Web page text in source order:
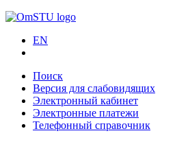
EN
Поиск
Версия для слабовидящих
Электронный кабинет
Электронные платежи
Телефонный справочник